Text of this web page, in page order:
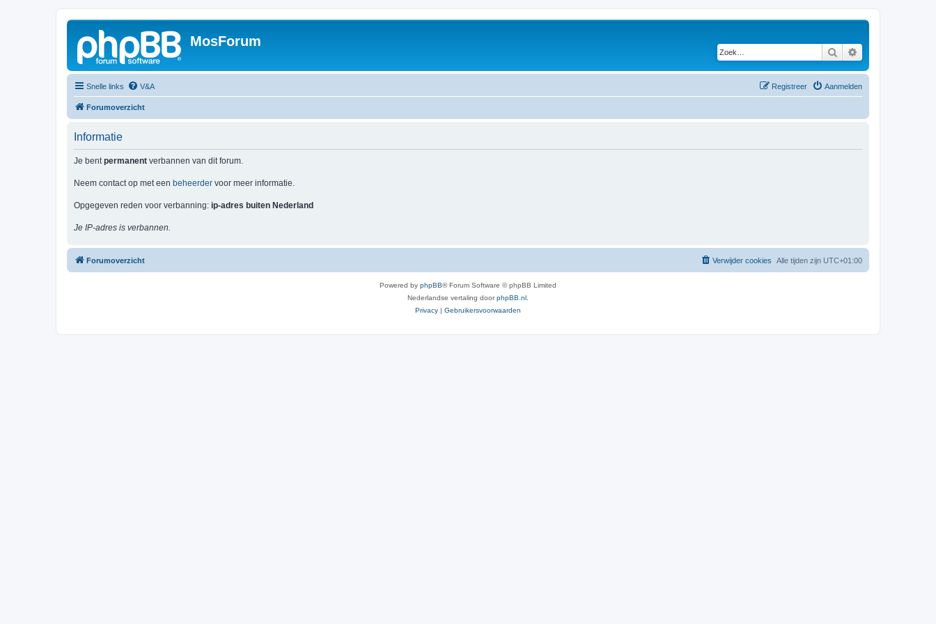
MosForum
Zoek
Snelle links V&A Aanmelden
Registreer
Forumoverzicht
Informatie
Je bentpermanent verbannen van dit forum.
Neem contact op met een beheerder voor meer informatie.
Opgegeven reden voor verbanning: ip-adres buiten Nederland
Je IP-adres is verbannen.
Forumoverzicht Alle tijden zijn UTC+01:00
Verwijder cookies
Powered by phpBB® Forum Software © phpBB Limited
Nederlandse vertaling doorphpBB.nl
Privacy | Gebruikersvoorwaarden